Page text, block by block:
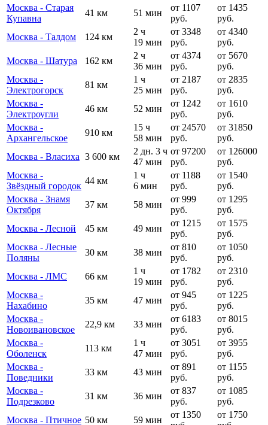
Москва - Старая
Купавна
41 км 51 мин
от 1107
руб.
от 1435
руб.
Москва - Талдом
124 км
2 ч
19 мин
от 3348
руб.
от 4340
руб.
Москва - Шатура
162 км
2 ч
36 мин
от 4374
руб.
от 5670
руб.
Москва -
Электрогорск
81 км
1 ч
25 мин
от 2187
руб.
от 2835
руб.
Москва -
Электроугли
46 км 52 мин
от 1242
руб.
от 1610
руб.
Москва -
Архангельское
910 км
15 ч
58 мин
от 24570
руб.
от 31850
руб.
Москва - Власиха 3 600 км
2 дн. 3 ч
47 мин
от 97200
руб.
от 126000
руб.
Москва -
Звёздный городок
44 км
1 ч
6 мин
от 1188
руб.
от 1540
руб.
Москва - Знамя
Октября
37 км 58 мин
от 999
руб.
от 1295
руб.
Москва - Лесной
45 км 49 мин
от 1215
руб.
от 1575
руб.
Москва - Лесные
Поляны
30 км 38 мин
от 810
руб.
от 1050
руб.
Москва - ЛМС
66 км
1 ч
19 мин
от 1782
руб.
от 2310
руб.
Москва -
Нахабино
35 км 47 мин
от 945
руб.
от 1225
руб.
Москва -
Новоивановское
22,9 км 33 мин
от 6183
руб.
от 8015
руб.
Москва -
Оболенск
113 км
1 ч
47 мин
от 3051
руб.
от 3955
руб.
Москва -
Поведники
33 км 43 мин
от 891
руб.
от 1155
руб.
Москва -
Подрезково
31 км 36 мин
от 837
руб.
от 1085
руб.
Москва - Птичное 50 км 59 мин
от 1350
от 1750